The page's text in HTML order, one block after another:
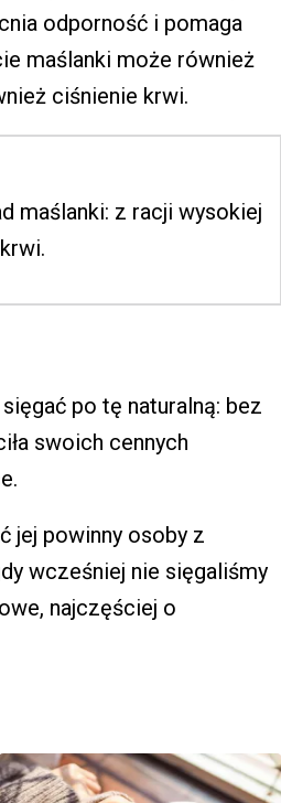
odporność i pomaga
maślanki może również
ciśnienie krwi.
maślanki: z racji wysokiej
po tę naturalną: bez
swoich cennych
jej powinny osoby z
wcześniej nie sięgaliśmy
najczęściej o